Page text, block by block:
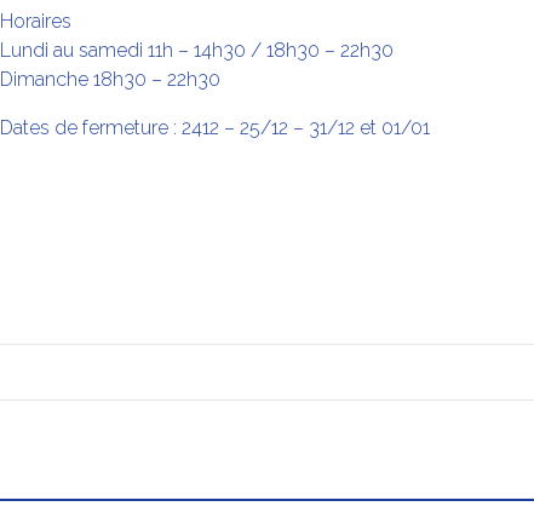
Horaires
Lundi au samedi 11h – 14h30 / 18h30 – 22h30
Dimanche 18h30 – 22h30
Dates de fermeture : 2412 – 25/12 – 31/12 et 01/01